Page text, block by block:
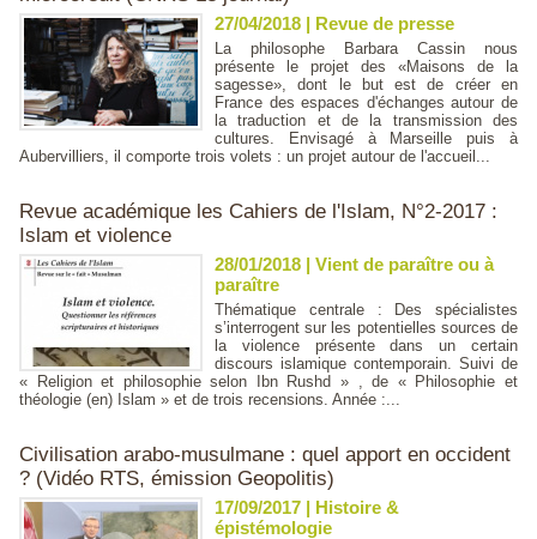
27/04/2018 | Revue de presse
La philosophe Barbara Cassin nous
présente le projet des «Maisons de la
sagesse», dont le but est de créer en
France des espaces d'échanges autour de
la traduction et de la transmission des
cultures. Envisagé à Marseille puis à
Aubervilliers, il comporte trois volets : un projet autour de l'accueil...
Revue académique les Cahiers de l'Islam, N°2-2017 :
Islam et violence
28/01/2018 | Vient de paraître ou à
paraître
Thématique centrale : Des spécialistes
s’interrogent sur les potentielles sources de
la violence présente dans un certain
discours islamique contemporain. Suivi de
« Religion et philosophie selon Ibn Rushd » , de « Philosophie et
théologie (en) Islam » et de trois recensions. Année :...
Civilisation arabo-musulmane : quel apport en occident
? (Vidéo RTS, émission Geopolitis)
17/09/2017 | Histoire &
épistémologie